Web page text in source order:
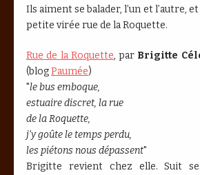
Ils aiment se balader, l’un et l’autre,
petite virée rue de la Roquette.
Rue de la Roquette, par Brigitte
(blogPaumée)
"le bus emboque,
estuaire discret, la rue
de la Roquette,
j’y goûte le temps perdu,
les piétons nous dépassent"
Brigitte revient chez elle. Suit